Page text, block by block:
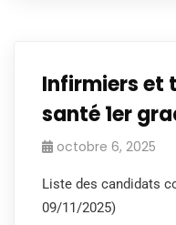
Infirmiers et
santé 1er
octobre 6, 2025
Liste des candidats
09/11/2025)